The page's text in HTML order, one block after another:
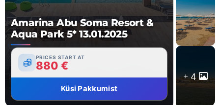
Amarina Abu Soma Resort &
Aqua Park 5* 13.01.2025
PRICES START AT
880 €
Küsi Pakkumist
4